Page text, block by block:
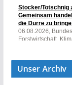
Unser Archiv